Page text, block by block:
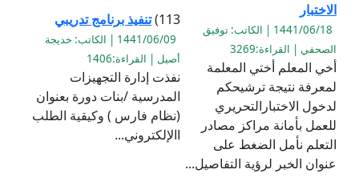
الاختبار
1441/06/18 | الكاتب: توفيق
الصحفي | القراءة:3269
أخي المعلم أختي المعلمة
لمعرفة نتيجة ترشيحكم
لدخول الاختبارالتحريري
للعمل بأمانة مراكز مصادر
التعلم نأمل الضغط على
عنوان الخبر لرؤية التفاصيل...
113) تنفيذ برنامج تدريبي
1441/06/09 | الكاتب: خديجة
أصيل | القراءة:1406
نفذت إدارة التجهيزات
المدرسية /بنات دورة بعنوان
(نظام فارس ) وكيقية الطلب
االإلكتروني...